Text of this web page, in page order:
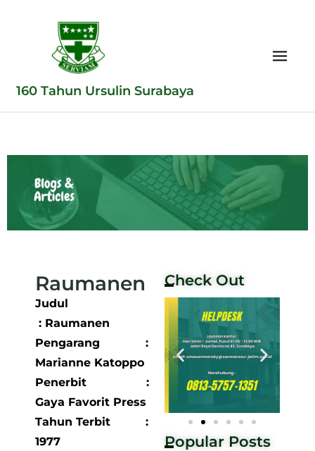
160 Tahun Ursulin Surabaya
Raumanen
Judul
: Raumanen
Pengarang :
Marianne Katoppo
Penerbit :
Gaya Favorit Press
Tahun Terbit :
1977
Check Out
Popular Posts